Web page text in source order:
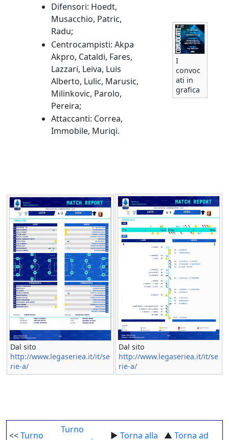
Difensori: Hoedt,
Musacchio, Patric,
Radu;
Centrocampisti: Akpa
Akpro, Cataldi, Fares,
Lazzari, Leiva, Luis
Alberto, Lulic, Marusic,
Milinkovic, Parolo,
Pereira;
Attaccanti: Correa,
Immobile, Muriqi.
I
convoc
ati in
grafica
Dal sito
http://www.legaseriea.it/it/se
rie-a/
Dal sito
http://www.legaseriea.it/it/se
rie-a/
<<Turno
Turno
► Torna alla ▲ Torna ad